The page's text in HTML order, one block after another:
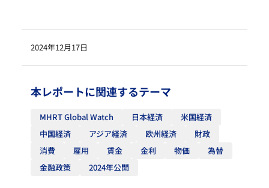
2024年12月17日
本レポートに関連するテーマ
MHRT Global Watch 日本経済
米国経済
中国経済
アジア経済 欧州経済
財政
消費
雇用 賃金 金利 物価
為替
金融政策
2024年公開